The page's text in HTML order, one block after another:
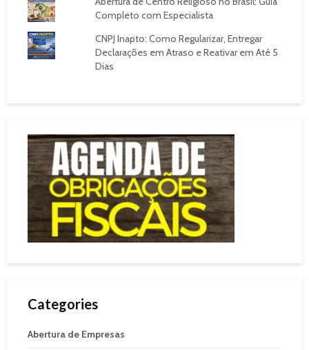
Completo com Especialista
CNPJ Inapto: Como Regularizar, Entregar
Declarações em Atraso e Reativar em Até 5
Dias
Categories
Abertura de Empresas